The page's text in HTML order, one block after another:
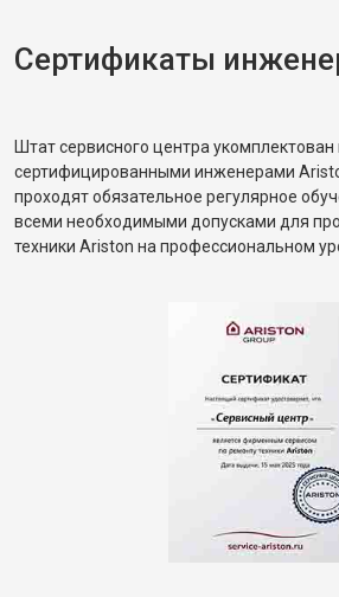
Сертификаты
Штат сервисного центра
сертифицированными инженерами
проходят обязательное регулярное
всеми необходимыми допусками для
техники Ariston на профессиональном